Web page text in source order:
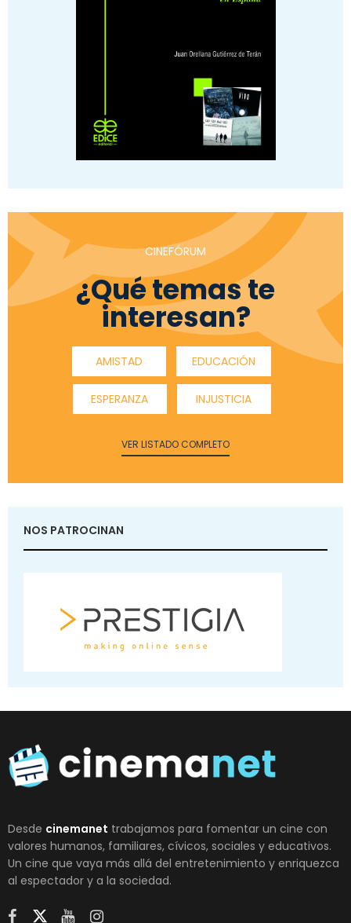
CINEFÓRUM
¿Qué temas te
interesan?
AMISTAD EDUCACIÓN
ESPERANZA INJUSTICIA
VER LISTADO COMPLETO
NOS PATROCINAN
Desde cinemanet trabajamos para fomentar un cine con
valores humanos, familiares, cívicos, sociales y educativos.
Un cine que vaya más allá del entretenimiento y enriquezca
al espectador y a la sociedad.